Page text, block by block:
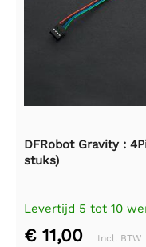
DFRobot Gravity :
stuks)
Levertijd 5 tot 10
€ 11,00 Incl. BTW